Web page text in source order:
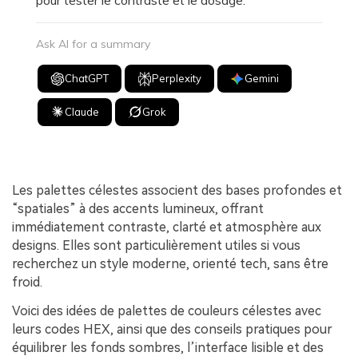
Ask AI for a summary
ChatGPT Perplexity Gemini
Claude Grok
Les palettes célestes associent des bases profondes et
“spatiales” à des accents lumineux, offrant
immédiatement contraste, clarté et atmosphère aux
designs. Elles sont particulièrement utiles si vous
recherchez un style moderne, orienté tech, sans être
froid.
Voici des idées de palettes de couleurs célestes avec
leurs codes HEX, ainsi que des conseils pratiques pour
équilibrer les fonds sombres, l’interface lisible et des